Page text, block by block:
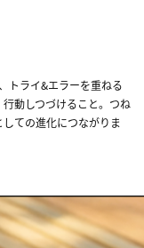
トライ&エラーを重ねる
動しつづけること。つね
ての進化につながりま